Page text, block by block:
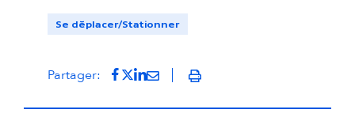
Se déplacer/Stationner
Partager: Partager sur Facebook
(s'ouvre dans un nouvel onglet)
Partager sur Twitter
(s'ouvre dans un nouvel onglet)
Partager sur LinkedIn
(s'ouvre dans un nouvel onglet)
Partager par mail
(s'ouvre dans un nouvel
Imprimer